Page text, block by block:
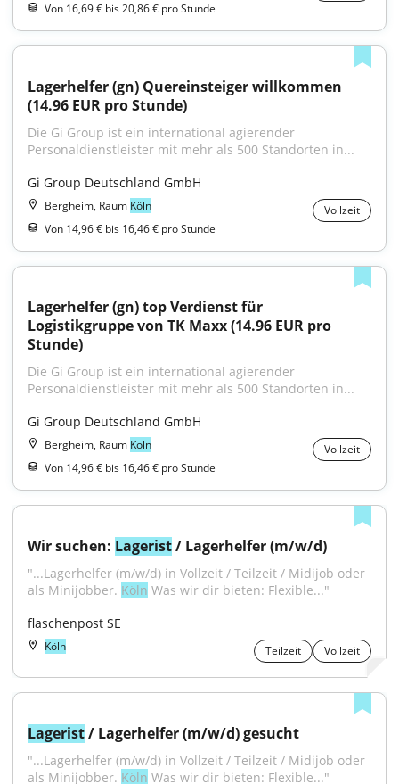
Von 16,69 € bis 20,86 € pro Stunde
Lagerhelfer (gn) Quereinsteiger willkommen
(14.96 EUR pro Stunde)
Die Gi Group ist ein international agierender
Personaldienstleister mit mehr als 500 Standorten in...
Gi Group Deutschland GmbH
Bergheim, Raum Köln
Vollzeit
Von 14,96 € bis 16,46 € pro Stunde
Lagerhelfer (gn) top Verdienst für
Logistikgruppe von TK Maxx (14.96 EUR pro
Stunde)
Die Gi Group ist ein international agierender
Personaldienstleister mit mehr als 500 Standorten in...
Gi Group Deutschland GmbH
Bergheim, Raum Köln
Vollzeit
Von 14,96 € bis 16,46 € pro Stunde
Wir suchen: Lagerist / Lagerhelfer (m/w/d)
"...Lagerhelfer (m/w/d) in Vollzeit / Teilzeit / Midijob oder
als Minijobber. Köln Was wir dir bieten: Flexible..."
flaschenpost SE
Köln Teilzeit Vollzeit
Lagerist / Lagerhelfer (m/w/d) gesucht
"...Lagerhelfer (m/w/d) in Vollzeit / Teilzeit / Midijob oder
als Minijobber. Köln Was wir dir bieten: Flexible..."